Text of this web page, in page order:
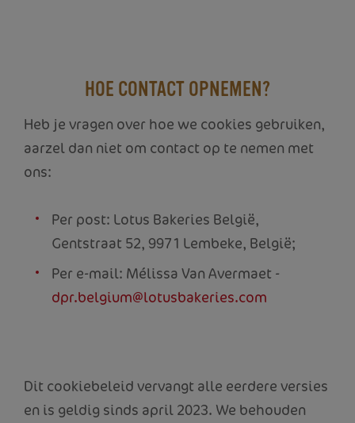
HOME
HOE CONTACT OPNEMEN?
Heb je vragen over hoe we cookies gebruiken,
aarzel dan niet om contact op te nemen met
ons:
Per post: Lotus Bakeries België,
Gentstraat 52, 9971 Lembeke, België;
Per e-mail: Mélissa Van Avermaet -
dpr.belgium@lotusbakeries.com
Dit cookiebeleid vervangt alle eerdere versies
en is geldig sinds april 2023. We behouden